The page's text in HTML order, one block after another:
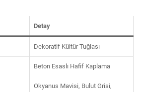
Detay
Dekoratif Kültür Tuğlası
Beton Esaslı Hafif Kaplama
Okyanus Mavisi, Bulut Grisi,